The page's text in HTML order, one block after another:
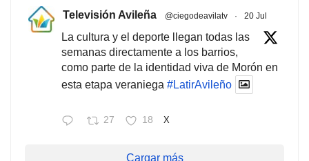
Televisión Avileña @ciegodeavilatv · 20 Jul
La cultura y el deporte llegan todas las
semanas directamente a los barrios,
como parte de la identidad viva de Morón en
esta etapa veraniega #LatirAvileño
27 18 X
Cargar más